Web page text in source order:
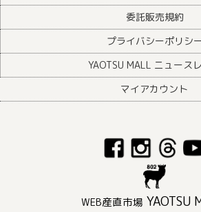
委託販売規約
プライバシーポリシ
YAOTSU MALL ニュース
マイアカウント
WEB産直市場 YAOTSU